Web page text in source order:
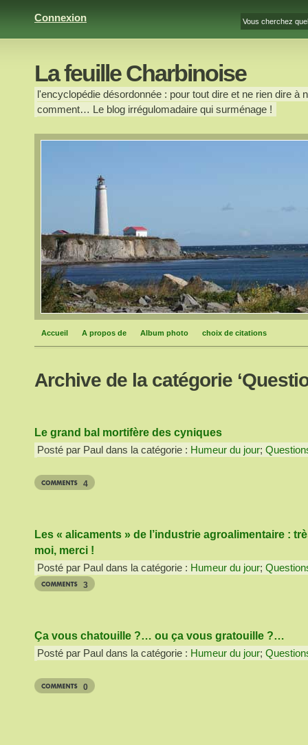
Connexion
La feuille Charbinoise
l'encyclopédie désordonnée : pour tout dire et ne rien dire
comment… Le blog irrégulomadaire qui surménage !
Accueil A propos de Album photo choix de citations
Archive de la catégorie
Le grand bal mortifère des cyniques
Posté par Paul dans la catégorie : Humeur du jour;
4
Les « alicaments » de l’industrie agroalimentaire :
moi, merci !
Posté par Paul dans la catégorie : Humeur du jour;
3
Ça vous chatouille ?… ou ça vous gratouille ?…
Posté par Paul dans la catégorie : Humeur du jour;
0